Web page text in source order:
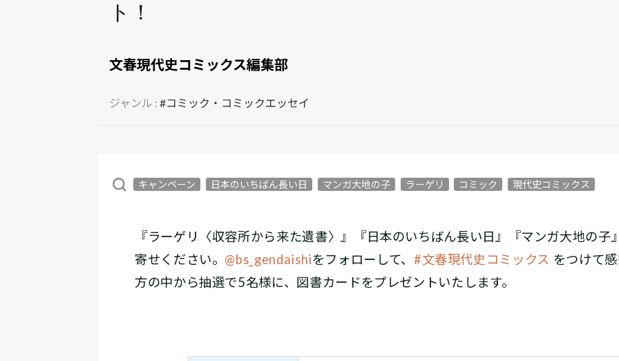
ト！
文春現代史コミックス編集部
ジャンル : #コミック・コミックエッセイ
キャンペーン 日本のいちばん長い日 マンガ大地の子 ラーゲリ コミック 現代史コミックス
『ラーゲリ〈収容所から来た遺書〉』『日本のいちばん長い日』『マンガ大地の
寄せください。 @bs_gendaishiをフォローして、 #文春現代史コミックス をつけて
方の中から抽選で5名様に、図書カードをプレゼントいたします。